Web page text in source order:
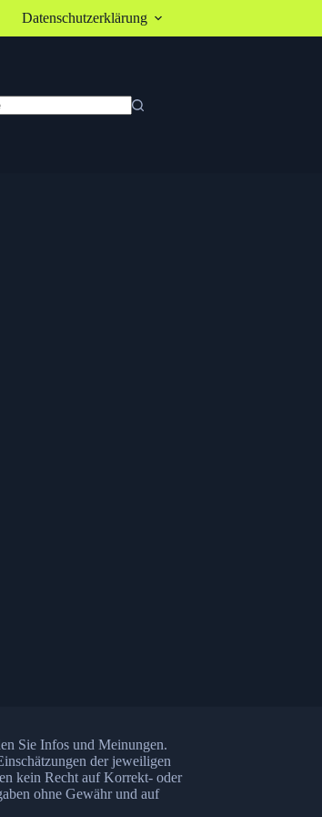
Datenschutzerklärung
Sie Infos und Meinungen.
der jeweiligen
kein Recht auf Korrekt- oder
ohne Gewähr und auf